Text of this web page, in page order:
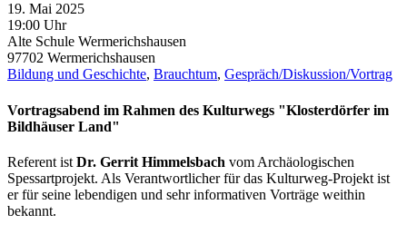
19. Mai 2025
19:00 Uhr
Alte Schule Wermerichshausen
97702 Wermerichshausen
Bildung und Geschichte, Brauchtum, Gespräch/Diskussion/Vortrag
Vortragsabend im Rahmen des Kulturwegs "Klosterdörfer im
Bildhäuser Land"
Referent ist Dr. Gerrit Himmelsbach vom Archäologischen
Spessartprojekt. Als Verantwortlicher für das Kulturweg-Projekt ist
er für seine lebendigen und sehr informativen Vorträge weithin
bekannt.